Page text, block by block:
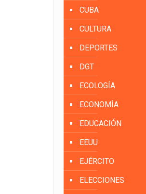
CUBA
CULTURA
DEPORTES
DGT
ECOLOGÍA
ECONOMÍA
EDUCACIÓN
EEUU
EJÉRCITO
ELECCIONES